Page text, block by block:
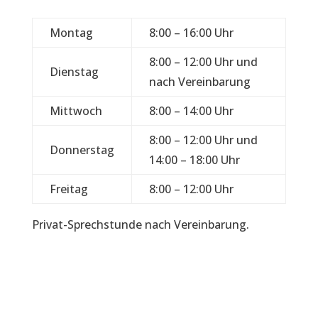
Montag 8:00 – 16:00 Uhr
Dienstag
8:00 – 12:00 Uhr und
nach Vereinbarung
Mittwoch
8:00 – 14:00 Uhr
Donnerstag
8:00 – 12:00 Uhr und
14:00 – 18:00 Uhr
Freitag
8:00 – 12:00 Uhr
Privat-Sprechstunde nach Vereinbarung.